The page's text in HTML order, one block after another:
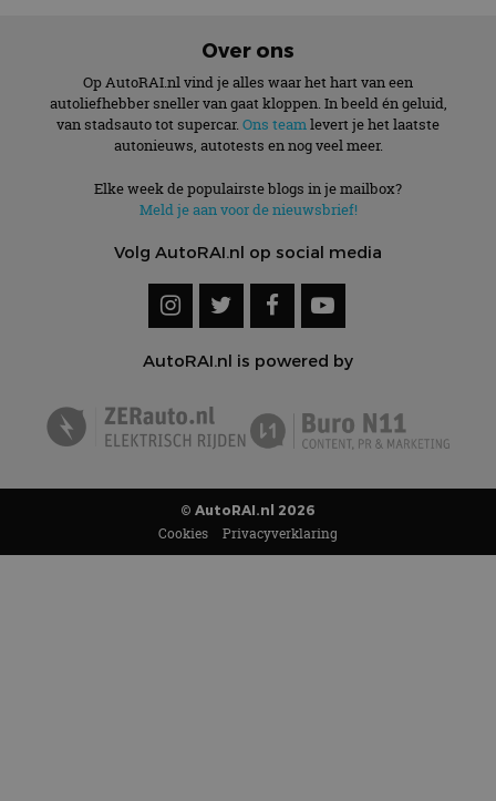
Over ons
Op AutoRAI.nl vind je alles waar het hart van een
autoliefhebber sneller van gaat kloppen. In beeld én geluid,
van stadsauto tot supercar. Ons teamlevert je het laatste
autonieuws, autotests en nog veel meer.
Elke week de populairste blogs in je mailbox?
Meld je aan voor de nieuwsbrief!
Volg AutoRAI.nl op social media
AutoRAI.nl is powered by
© AutoRAI.nl 2026
Cookies Privacyverklaring